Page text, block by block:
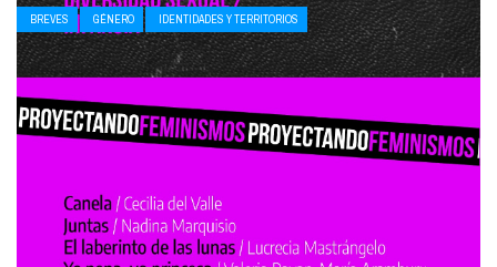
BREVES GÉNERO IDENTIDADES Y TERRITORIOS